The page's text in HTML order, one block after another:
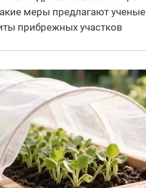
меры предлагают ученые
прибрежных участков